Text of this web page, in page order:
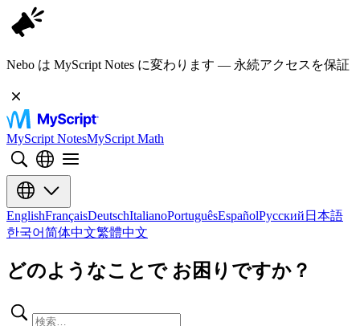
Nebo は MyScript Notes に変わります — 永続アクセスを保証
MyScript NotesMyScript Math
EnglishFrançaisDeutschItalianoPortuguêsEspañolРусский 日本語
한국어简体中文繁體中文
どのようなことで お困りですか？